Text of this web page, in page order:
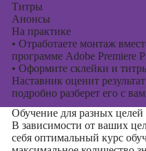
Титры
Анонсы
На практике
• Отработаете монтаж
программе Adobe Premiere
• Оформите склейки и
Наставник оценит
подробно разберет его с
Обучение для разных целей
В зависимости от ваших
себя оптимальный курс